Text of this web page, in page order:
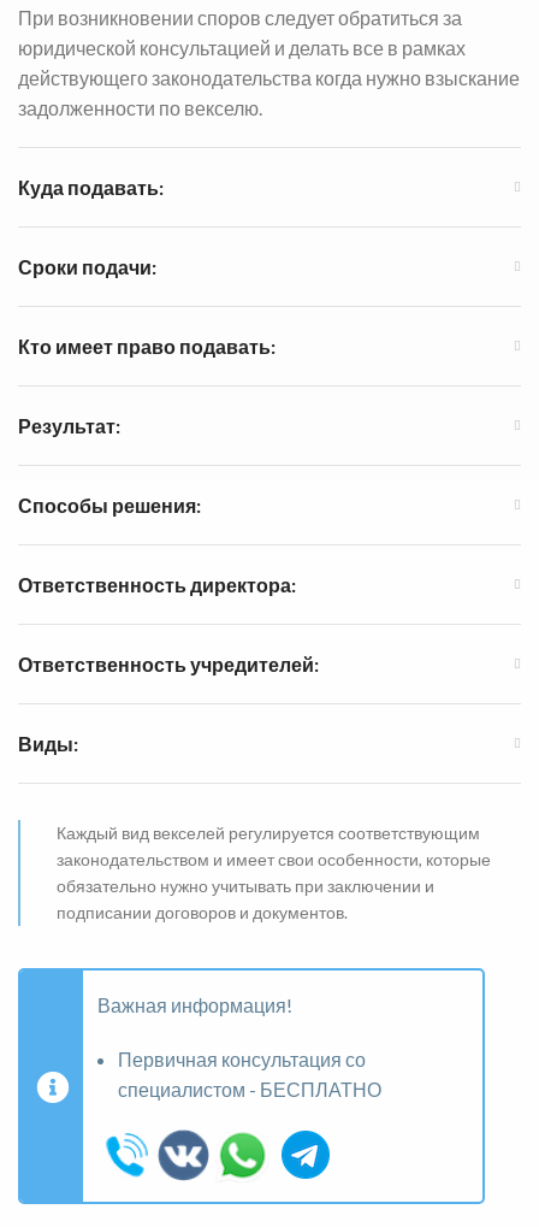
При возникновении споров следует обратиться за
юридической консультацией и делать все в рамках
действующего законодательства когда нужно взыскание
задолженности по векселю.
Куда подавать:
Сроки подачи:
Кто имеет право подавать:
Результат:
Способы решения:
Ответственность директора:
Ответственность учредителей:
Виды:
Каждый вид векселей регулируется соответствующим
законодательством и имеет свои особенности, которые
обязательно нужно учитывать при заключении и
подписании договоров и документов.
Важная информация!
Первичная консультация со
специалистом - БЕСПЛАТНО